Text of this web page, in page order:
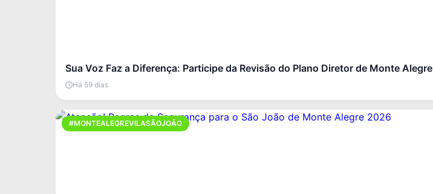
Sua Voz Faz a Diferença: Participe da Revisão do Plano Diretor de Monte Alegre
Há 59 dias
#MONTEALEGREVILASÃOJOÃO